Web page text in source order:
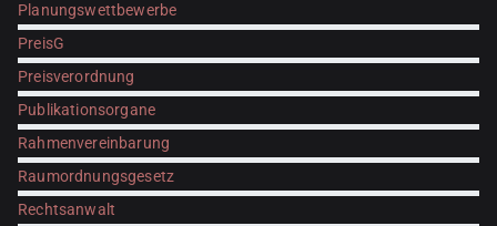
Planungswettbewerbe
PreisG
Preisverordnung
Publikationsorgane
Rahmenvereinbarung
Raumordnungsgesetz
Rechtsanwalt